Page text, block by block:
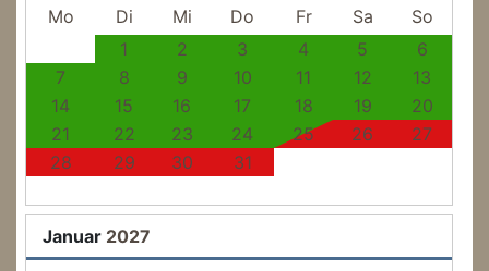
Mo Di Mi Do Fr Sa
So
1
2 3 4 5
6
7
8 9 10 11 12
13
14
15 16 17 18 19
20
21
22 23 24 25 26
27
28
29 30 31
Januar 2027